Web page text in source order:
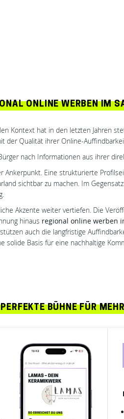
ONLINE WERBEN IM
Kontext hat in den letzten Jahren
der Qualität ihrer Online-
nach Informationen aus ihrer
Ankerpunkt. Eine strukturierte
sichtbar zu machen. Im
Akzente weiter vertiefen. Die
hinaus regional online werben
auch die langfristige
Basis für eine nachhaltige
BÜHNE FÜR